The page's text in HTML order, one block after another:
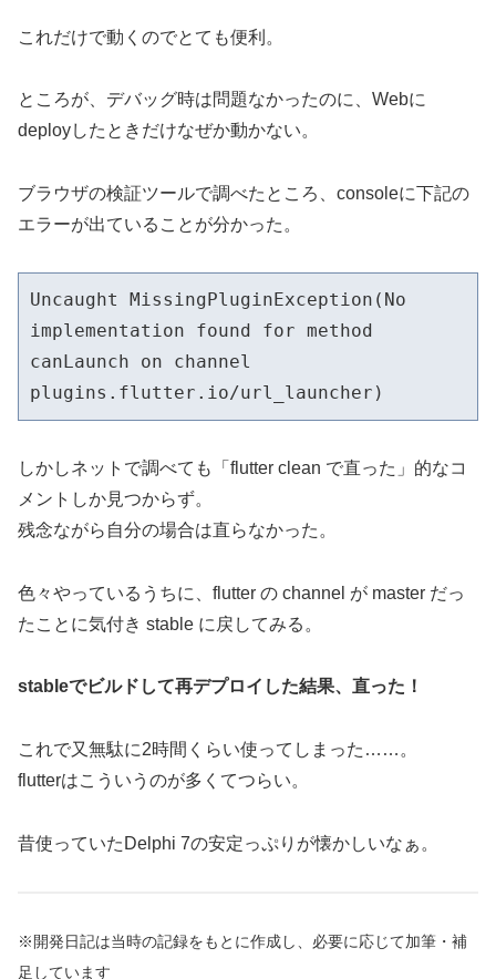
これだけで動くのでとても便利。
ところが、デバッグ時は問題なかったのに、Webに
deployしたときだけなぜか動かない。
ブラウザの検証ツールで調べたところ、consoleに下記の
エラーが出ていることが分かった。
Uncaught MissingPluginException(No
implementation found for method
canLaunch on channel
plugins.flutter.io/url_launcher)
しかしネットで調べても「flutter clean で直った」的なコ
メントしか見つからず。
残念ながら自分の場合は直らなかった。
色々やっているうちに、flutter の channel が master だっ
たことに気付き stable に戻してみる。
stableでビルドして再デプロイした結果、直った！
これで又無駄に2時間くらい使ってしまった……。
flutterはこういうのが多くてつらい。
昔使っていたDelphi 7の安定っぷりが懐かしいなぁ。
※開発日記は当時の記録をもとに作成し、必要に応じて加筆・補
足しています